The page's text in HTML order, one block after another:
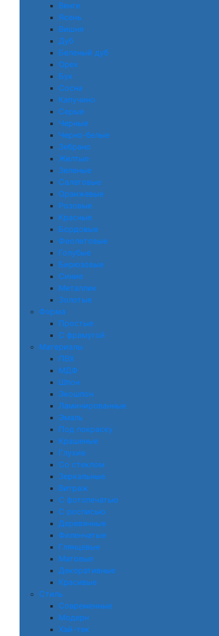
Венге
Ясень
Вишня
Дуб
Беленый дуб
Орех
Бук
Сосна
Капучино
Серые
Черные
Черно-белые
Зебрано
Желтые
Зеленые
Салатовые
Оранжевые
Розовые
Красные
Бордовые
Фиолетовые
Голубые
Бирюзовые
Синие
Металлик
Золотые
Форма
Простые
С фрамугой
Материалы
ПВХ
МДФ
Шпон
Экошпон
Ламинированные
Эмаль
Под покраску
Крашеные
Глухие
Со стеклом
Зеркальные
Витраж
С фотопечатью
С росписью
Деревянные
Филенчатые
Глянцевые
Матовые
Декоративные
Красивые
Стиль
Современные
Модерн
Хай-тек